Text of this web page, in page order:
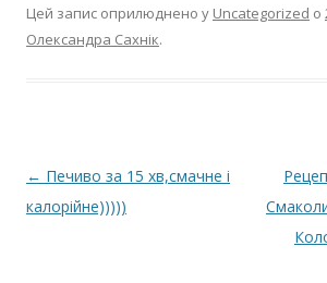
Цей запис оприлюднено у Uncategorized о
Олександра Сахнік.
Навігація
по
← Печиво за 15 хв,смачне і
калорійне)))))